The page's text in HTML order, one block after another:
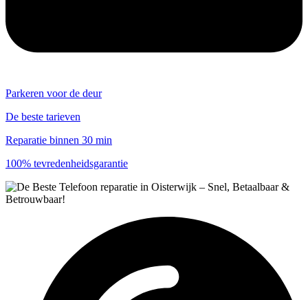
Parkeren voor de deur
De beste tarieven
Reparatie binnen 30 min
100% tevredenheidsgarantie